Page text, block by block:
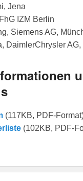
Jena
IZM Berlin
Siemens AG,
DaimlerChrysler
(117KB, PDF-
(102KB, PDF-